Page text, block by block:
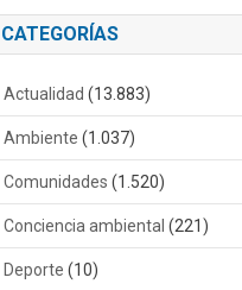
CATEGORÍAS
Actualidad (13.883)
Ambiente (1.037)
Comunidades (1.520)
Conciencia ambiental (221)
Deporte (10)